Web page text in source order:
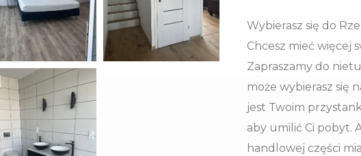
Wybierasz się do
Chcesz mieć więcej
Zapraszamy do
może wybierasz się
jest Twoim
aby umilić Ci pobyt.
handlowej części